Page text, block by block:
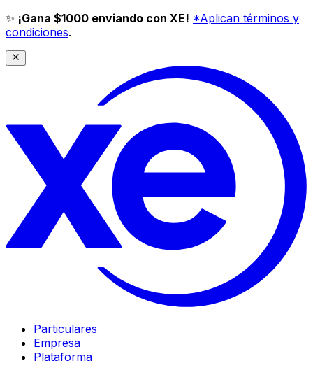
✨ ¡Gana $1000 enviando con XE! *Aplican términos y
condiciones.
Particulares
Empresa
Plataforma